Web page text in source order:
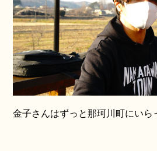
金子さんはずっと那珂川町にいら